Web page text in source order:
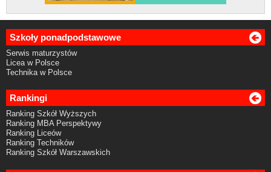
Szkoły ponadpodstawowe
Serwis maturzystów
Licea w Polsce
Technika w Polsce
Rankingi
Ranking Szkół Wyższych
Ranking MBA Perspektywy
Ranking Liceów
Ranking Techników
Ranking Szkół Warszawskich